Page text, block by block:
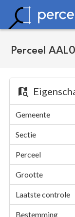
Perceel
Gemeente
Sectie
Perceel
Grootte
Laatste controle
Bestemming